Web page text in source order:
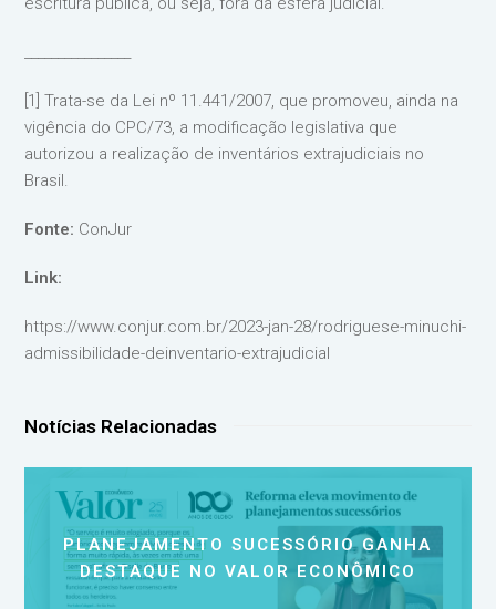
[1] Trata-se da Lei nº 11.441/2007, que promoveu, ainda na
vigência do CPC/73, a modificação legislativa que
autorizou a realização de inventários extrajudiciais no
Brasil.
Fonte: ConJur
Link:
https://www.conjur.com.br/2023-jan-28/rodriguese-minuchi-
admissibilidade-deinventario-extrajudicial
Notícias Relacionadas
PLANEJAMENTO SUCESSÓRIO GANHA
DESTAQUE NO VALOR ECONÔMICO